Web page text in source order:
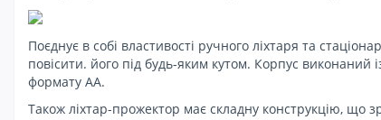
Поєднує в собі властивості ручного ліхтаря та
повісити. його під будь-яким кутом. Корпус виконаний
формату АА.
Також ліхтар-прожектор має складну конструкцію, що